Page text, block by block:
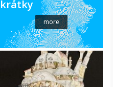
krátky
more